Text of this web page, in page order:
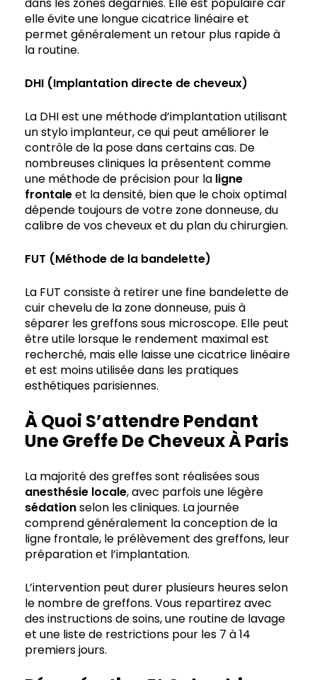
elle évite une longue cicatrice linéaire et
permet généralement un retour plus rapide à
la routine.
DHI (Implantation directe de cheveux)
La DHI est une méthode d’implantation utilisant
un stylo implanteur, ce qui peut améliorer le
contrôle de la pose dans certains cas. De
nombreuses cliniques la présentent comme
une méthode de précision pour la ligne
frontaleet la densité, bien que le choix optimal
dépende toujours de votre zone donneuse, du
calibre de vos cheveux et du plan du chirurgien.
FUT (Méthode de la bandelette)
La FUT consiste à retirer une fine bandelette de
cuir chevelu de la zone donneuse, puis à
séparer les greffons sous microscope. Elle peut
être utile lorsque le rendement maximal est
recherché, mais elle laisse une cicatrice linéaire
et est moins utilisée dans les pratiques
esthétiques parisiennes.
À Quoi S’attendre Pendant
Une Greffe De Cheveux À Paris
La majorité des greffes sont réalisées sous
anesthésie locale, avec parfois une légère
sédationselon les cliniques. La journée
comprend généralement la conception de la
ligne frontale, le prélèvement des greffons, leur
préparation et l’implantation.
L’intervention peut durer plusieurs heures selon
le nombre de greffons. Vous repartirez avec
des instructions de soins, une routine de lavage
et une liste de restrictions pour les 7 à 14
premiers jours.